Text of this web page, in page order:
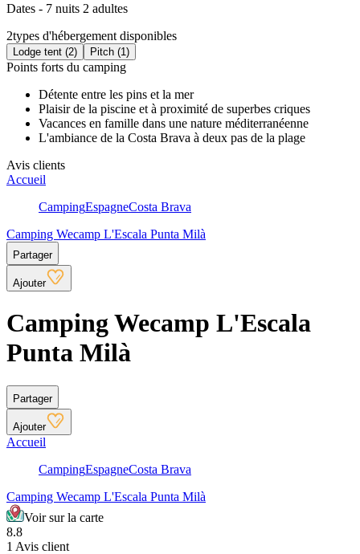
Dates - 7 nuits 2 adultes
2types d'hébergement disponibles
Lodge tent (2) Pitch (1)
Points forts du camping
Détente entre les pins et la mer
Plaisir de la piscine et à proximité de superbes criques
Vacances en famille dans une nature méditerranéenne
L'ambiance de la Costa Brava à deux pas de la plage
Avis clients
Accueil
CampingEspagneCosta Brava
Camping Wecamp L'Escala Punta Milà
Partager
Ajouter
Camping Wecamp L'Escala
Punta Milà
Partager
Ajouter
Accueil
CampingEspagneCosta Brava
Camping Wecamp L'Escala Punta Milà
Voir sur la carte
8.8
1 Avis client